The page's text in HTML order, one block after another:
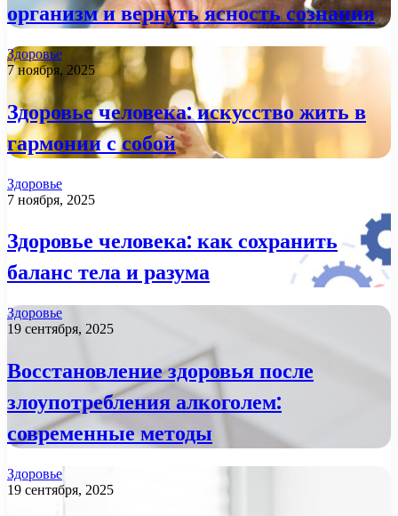
организм и вернуть ясность сознания
Здоровье
7 ноября, 2025
Здоровье человека: искусство жить в
гармонии с собой
Здоровье
7 ноября, 2025
Здоровье человека: как сохранить
баланс тела и разума
Здоровье
19 сентября, 2025
Восстановление здоровья после
злоупотребления алкоголем:
современные методы
Здоровье
19 сентября, 2025